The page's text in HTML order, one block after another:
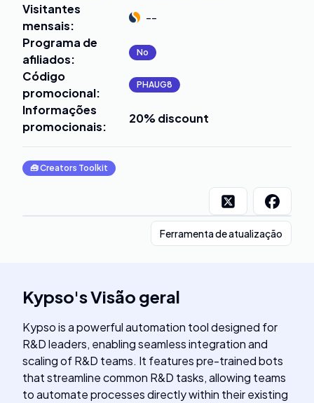
Visitantes
mensais:
--
Programa de
afiliados: No
Código
promocional:
PHAUG8
Informações
promocionais:
20% discount
🧰Creators Toolkit
Ferramenta de atualização
Kypso'sVisão geral
Kypso is a powerful automation tool designed for
R&D leaders, enabling seamless integration and
scaling of R&D teams. It features pre-trained bots
that streamline common R&D tasks, allowing teams
to automate processes directly within their existing